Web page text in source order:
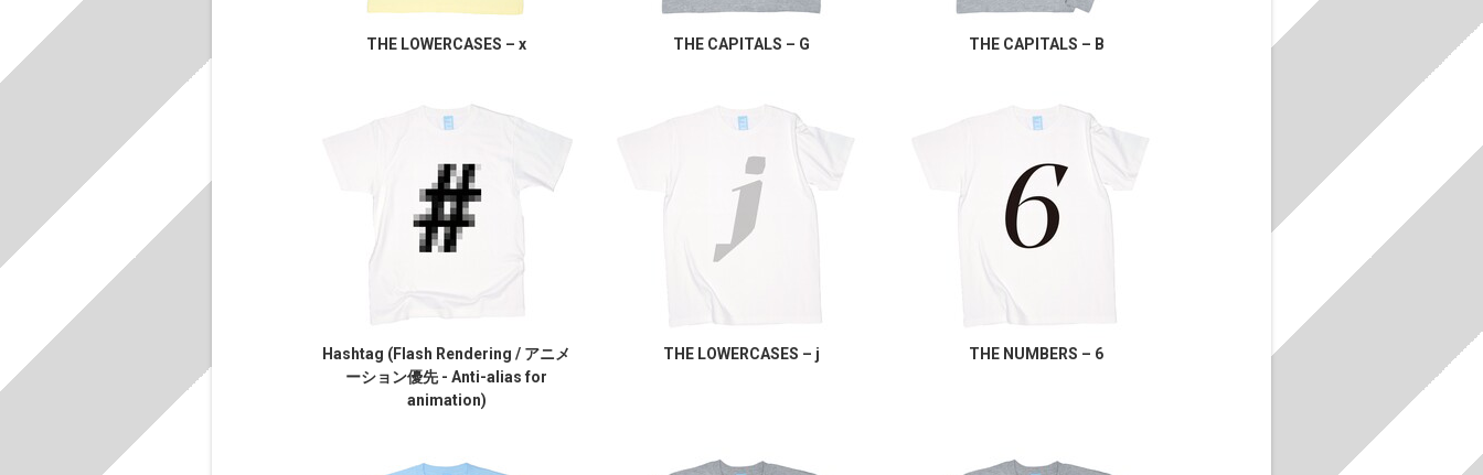
THE LOWERCASES – x THE CAPITALS – G THE CAPITALS – B
Hashtag (Flash Rendering / アニメ
ーション優先 - Anti-alias for
animation)
THE LOWERCASES – j THE NUMBERS – 6